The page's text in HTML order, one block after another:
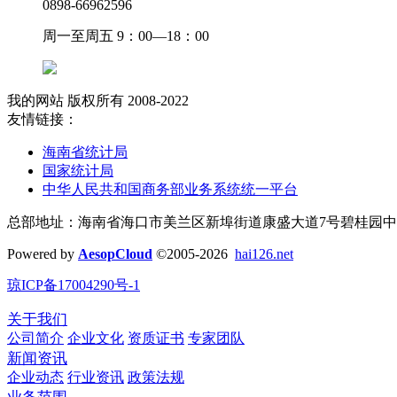
0898-66962596
周一至周五 9：00—18：00
我的网站 版权所有 2008-2022
友情链接：
海南省统计局
国家统计局
中华人民共和国商务部业务系统统一平台
总部地址：海南省海口市美兰区新埠街道康盛大道7号碧桂园
Powered by AesopCloud ©2005-2026 hai126.net
琼ICP备17004290号-1
关于我们
公司简介 企业文化 资质证书 专家团队
新闻资讯
企业动态 行业资讯 政策法规